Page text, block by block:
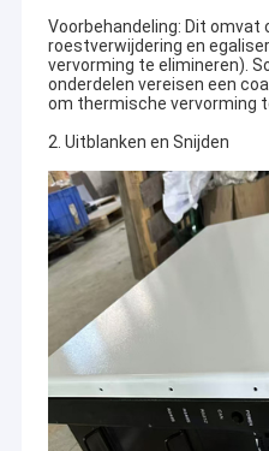
Voorbehandeling: Dit
roestverwijdering en
vervorming te elimineren).
onderdelen vereisen een
om thermische vervorming
2. Uitblanken en Snijden